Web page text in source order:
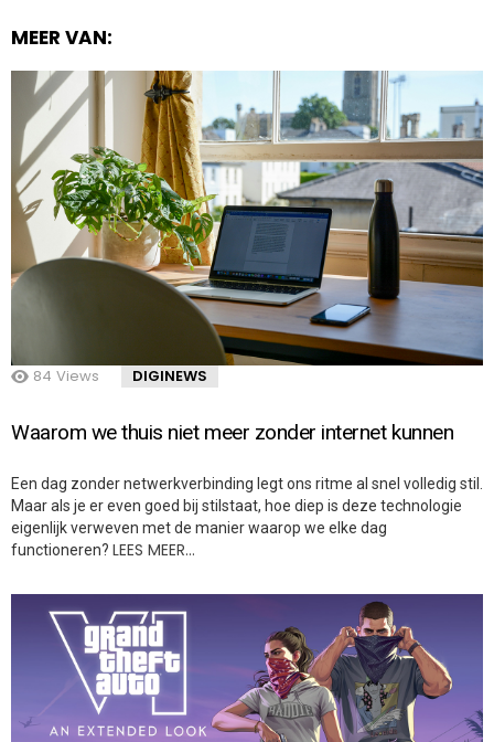
MEER VAN:
84 Views DIGINEWS
Waarom we thuis niet meer zonder internet kunnen
Een dag zonder netwerkverbinding legt ons ritme al snel volledig stil.
Maar als je er even goed bij stilstaat, hoe diep is deze technologie
eigenlijk verweven met de manier waarop we elke dag
functioneren? LEES MEER…